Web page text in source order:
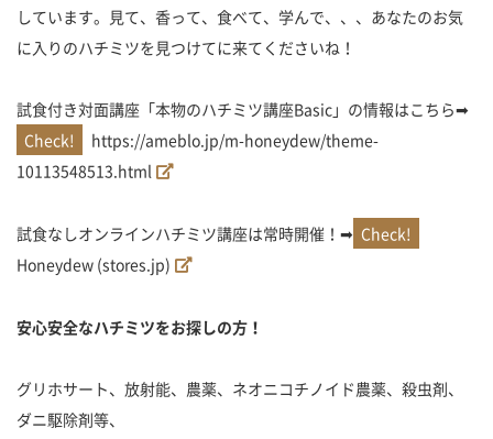
しています。見て、香って、食べて、学んで、、、あなたのお気
に入りのハチミツを見つけてに来てくださいね！
試食付き対面講座「本物のハチミツ講座Basic」の情報はこちら➡
https://ameblo.jp/m-honeydew/theme-
10113548513.html
試食なしオンラインハチミツ講座は常時開催！➡
Honeydew (stores.jp)
安心安全なハチミツをお探しの方！
グリホサート、放射能、農薬、ネオニコチノイド農薬、殺虫剤、
ダニ駆除剤等、